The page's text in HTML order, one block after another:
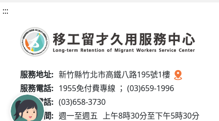
:::
服務地址: 新竹縣竹北市高鐵八路195號1樓
服務電話: 1955免付費專線 ； (03)659-1996
傳真電話: (03)658-3730
服務時間: 週一至週五 上午8時30分至下午5時30分